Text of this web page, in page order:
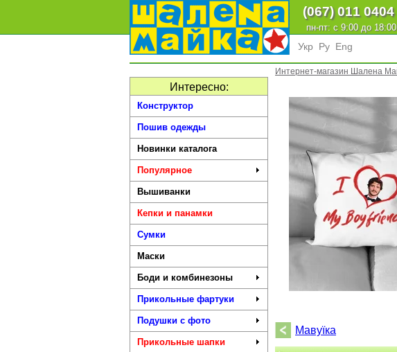
(067)011 0404
пн-пт: с 9:00 до 18:00
Укр Ру Eng
Интересно:
Конструктор
Пошив одежды
Новинки каталога
Популярное
Вышиванки
Кепки и панамки
Сумки
Маски
Боди и комбинезоны
Прикольные фартуки
Подушки с фото
Прикольные шапки
Интернет-магазин Шалена
Мавуїка